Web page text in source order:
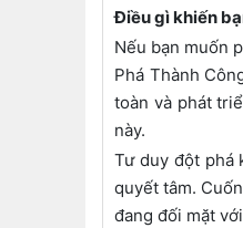
Điều gì khiến
Nếu bạn muốn
Phá Thành
toàn và phát
này.
Tư duy đột phá
quyết tâm.
đang đối mặt